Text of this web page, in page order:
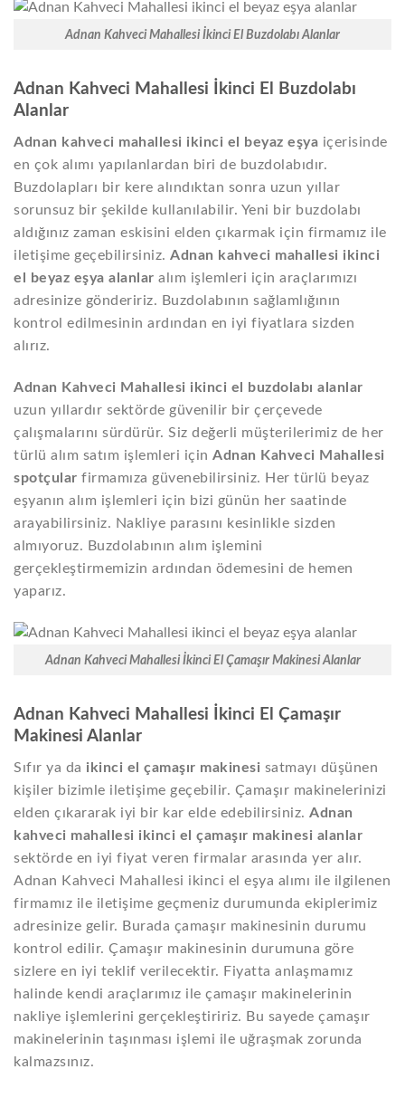
Adnan Kahveci Mahallesi İkinci El Buzdolabı Alanlar
Adnan Kahveci Mahallesi İkinci El Buzdolabı
Alanlar
Adnan kahveci mahallesi ikinci el beyaz eşya içerisinde
en çok alımı yapılanlardan biri de buzdolabıdır.
Buzdolapları bir kere alındıktan sonra uzun yıllar
sorunsuz bir şekilde kullanılabilir. Yeni bir buzdolabı
aldığınız zaman eskisini elden çıkarmak için firmamız ile
iletişime geçebilirsiniz. Adnan kahveci mahallesi ikinci
el beyaz eşya alanlar alım işlemleri için araçlarımızı
adresinize göndeririz. Buzdolabının sağlamlığının
kontrol edilmesinin ardından en iyi fiyatlara sizden
alırız.
Adnan Kahveci Mahallesi ikinci el buzdolabı alanlar
uzun yıllardır sektörde güvenilir bir çerçevede
çalışmalarını sürdürür. Siz değerli müşterilerimiz de her
türlü alım satım işlemleri için Adnan Kahveci Mahallesi
spotçular firmamıza güvenebilirsiniz. Her türlü beyaz
eşyanın alım işlemleri için bizi günün her saatinde
arayabilirsiniz. Nakliye parasını kesinlikle sizden
almıyoruz. Buzdolabının alım işlemini
gerçekleştirmemizin ardından ödemesini de hemen
yaparız.
Adnan Kahveci Mahallesi İkinci El Çamaşır Makinesi Alanlar
Adnan Kahveci Mahallesi İkinci El Çamaşır
Makinesi Alanlar
Sıfır ya da ikinci el çamaşır makinesi satmayı düşünen
kişiler bizimle iletişime geçebilir. Çamaşır makinelerinizi
elden çıkararak iyi bir kar elde edebilirsiniz. Adnan
kahveci mahallesi ikinci el çamaşır makinesi alanlar
sektörde en iyi fiyat veren firmalar arasında yer alır.
Adnan Kahveci Mahallesi ikinci el eşya alımı ile ilgilenen
firmamız ile iletişime geçmeniz durumunda ekiplerimiz
adresinize gelir. Burada çamaşır makinesinin durumu
kontrol edilir. Çamaşır makinesinin durumuna göre
sizlere en iyi teklif verilecektir. Fiyatta anlaşmamız
halinde kendi araçlarımız ile çamaşır makinelerinin
nakliye işlemlerini gerçekleştiririz. Bu sayede çamaşır
makinelerinin taşınması işlemi ile uğraşmak zorunda
kalmazsınız.